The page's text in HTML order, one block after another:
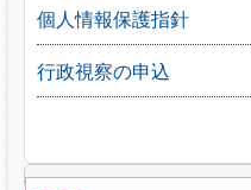
個人情報保護指針
行政視察の申込